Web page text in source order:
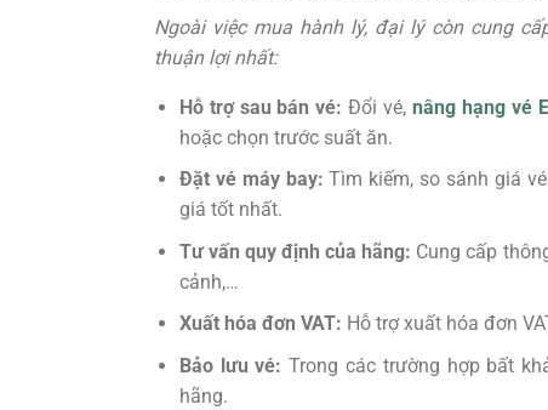
Ngoài việc mua hành lý, đại lý còn cung
thuận lợi nhất:
Hỗ trợ sau bán vé: Đổi vé,nâng hạng vé
hoặc chọn trước suất ăn.
Đặt vé máy bay: Tìm kiếm, so sánh giá
giá tốt nhất.
Tư vấn quy định của hãng: Cung cấp
cảnh,…
Xuất hóa đơn VAT: Hỗ trợ xuất hóa đơn
Bảo lưu vé: Trong các trường hợp bất
hãng.